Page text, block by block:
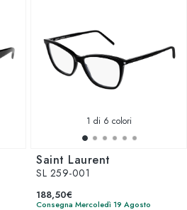
1 di 6 colori
Saint Laurent
SL 259-001
188,50€
Consegna Mercoledì 19 Agosto